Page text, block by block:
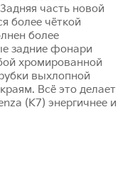
часть новой
более чёткой
более
задние фонари
хромированной
выхлопной
Всё это делает
(K7) энергичнее и